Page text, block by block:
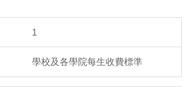
1
學校及各學院每生收費標準